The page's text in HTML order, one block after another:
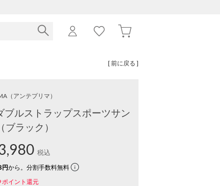
[ 前に戻る ]
（アンテプリマ）
ブルストラップスポーツサン
ブラック）
税込
円から。分割手数料無料
ポイント還元